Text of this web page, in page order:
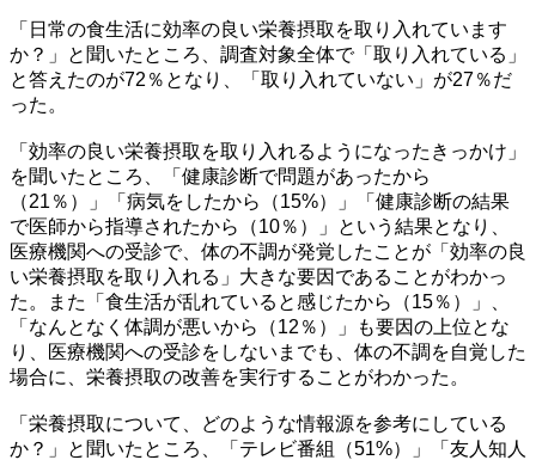
「日常の食生活に効率の良い栄養摂取を取り入れています
か？」と聞いたところ、調査対象全体で「取り入れている」
と答えたのが72％となり、「取り入れていない」が27％だ
った。
「効率の良い栄養摂取を取り入れるようになったきっかけ」
を聞いたところ、「健康診断で問題があったから
（21％）」「病気をしたから（15%）」「健康診断の結果
で医師から指導されたから（10％）」という結果となり、
医療機関への受診で、体の不調が発覚したことが「効率の良
い栄養摂取を取り入れる」大きな要因であることがわかっ
た。また「食生活が乱れていると感じたから（15％）」、
「なんとなく体調が悪いから（12％）」も要因の上位とな
り、医療機関への受診をしないまでも、体の不調を自覚した
場合に、栄養摂取の改善を実行することがわかった。
「栄養摂取について、どのような情報源を参考にしている
か？」と聞いたところ、「テレビ番組（51%）」「友人知人